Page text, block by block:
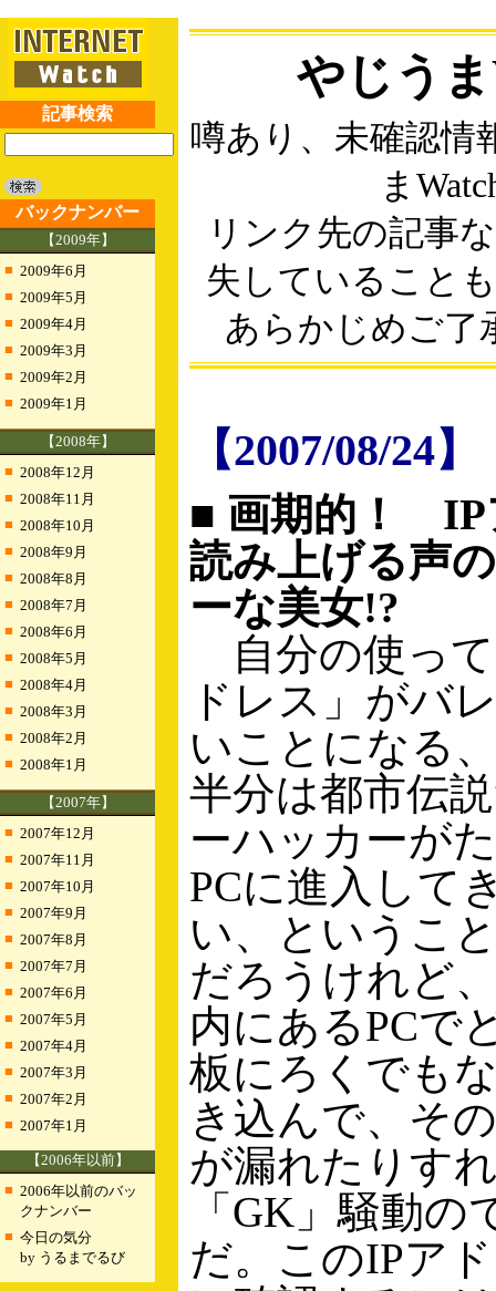
記事検索
バックナンバー
【2009年】
■ 2009年6月
■ 2009年5月
■ 2009年4月
■ 2009年3月
■ 2009年2月
■ 2009年1月
【2008年】
■ 2008年12月
■ 2008年11月
■ 2008年10月
■ 2008年9月
■ 2008年8月
■ 2008年7月
■ 2008年6月
■ 2008年5月
■ 2008年4月
■ 2008年3月
■ 2008年2月
■ 2008年1月
【2007年】
■ 2007年12月
■ 2007年11月
■ 2007年10月
■ 2007年9月
■ 2007年8月
■ 2007年7月
■ 2007年6月
■ 2007年5月
■ 2007年4月
■ 2007年3月
■ 2007年2月
■ 2007年1月
【2006年以前】
■ 2006年以前のバッ
クナンバー
■ 今日の気分
by うるまでるび
やじう
噂あり、未確認情
ま
リンク先の記事
失していること
あらかじめご了
【2007/08/24】
■ 画期的！ IP
読み上げる声
ーな美女!?
自分の使っ
ドレス」がバ
いことになる
半分は都市伝
ーハッカーが
PCに進入して
い、というこ
だろうけれど
内にあるPCで
板にろくでも
き込んで、その
が漏れたりす
「GK」騒動の
だ。このIPア